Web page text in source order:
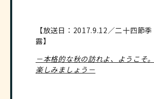
【放送日：2017.9.12／二十四節
露】
－本格的な秋の訪れよ、ようこそ
楽しみましょう－